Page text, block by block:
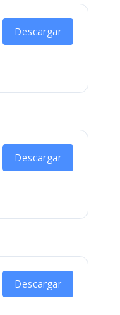
Descargar
Descargar
Descargar